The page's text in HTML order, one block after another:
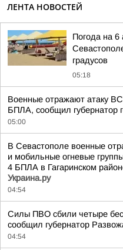
ЛЕНТА НОВОСТЕЙ
Погода на 6
градусов
05:18
Военные отражают атаку
БПЛА, сообщил губернатор
05:00
В Севастополе военные
и мобильные огневые
4 БПЛА в Гагаринском
Украина.ру
04:54
Силы ПВО сбили четыре
сообщил губернатор
04:54